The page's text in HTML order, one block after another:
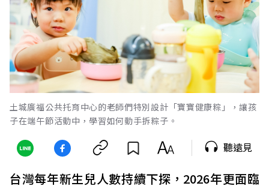
土城廣福公共托育中心的老師們特別設計「寶寶健康粽」，讓孩
子在端午節活動中，學習如何動手拆粽子。
聽遠見
台灣每年新生兒人數持續下探，2026年更面臨